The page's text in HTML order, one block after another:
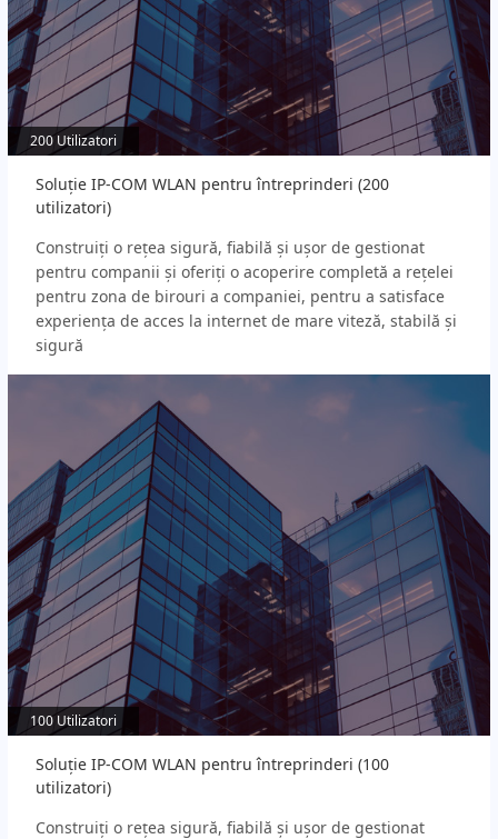
200 Utilizatori
200 Utilizatori
Soluție IP-COM WLAN pentru întreprinderi (200
utilizatori)
Construiți o rețea sigură, fiabilă și ușor de gestionat
pentru companii și oferiți o acoperire completă a rețelei
pentru zona de birouri a companiei, pentru a satisface
experiența de acces la internet de mare viteză, stabilă și
sigură
100 Utilizatori
100 Utilizatori
Soluție IP-COM WLAN pentru întreprinderi (100
utilizatori)
Construiți o rețea sigură, fiabilă și ușor de gestionat